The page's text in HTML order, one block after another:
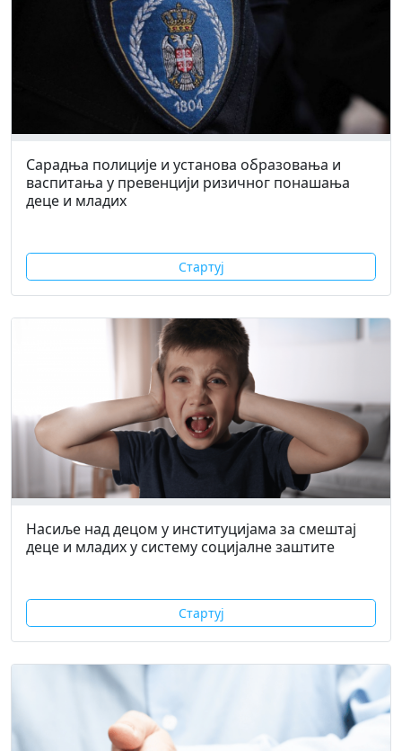
Сарадња полиције и установа образовања и
васпитања у превенцији ризичног понашања
деце и младих
Стартуј
Насиље над децом у институцијама за смештај
деце и младих у систему социјалне заштите
Стартуј